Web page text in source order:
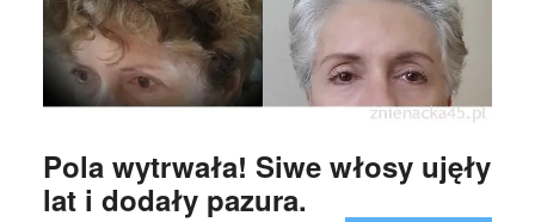
Pola wytrwała! Siwe włosy ujęły
lat i dodały pazura.